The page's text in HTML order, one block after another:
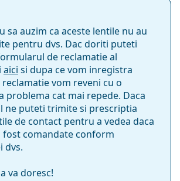
Design Aspheric
sa auzim ca aceste lentile nu au
pentru dvs. Dac doriti puteti
de reclamatie al
aici si dupa ce vom inregistra
vom reveni cu o
problema cat mai repede. Daca
ne puteti trimite si prescriptia
de contact pentru a vedea daca
fost comandate conform
dvs.
va doresc!